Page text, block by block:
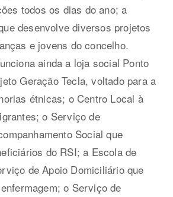
todos os dias do ano; a
desenvolve diversos projetos
e jovens do concelho.
ainda a loja social Ponto
Geração Tecla, voltado para a
étnicas; o Centro Local à
o Serviço de
Social que
do RSI; a Escola de
de Apoio Domiciliário que
o Serviço de